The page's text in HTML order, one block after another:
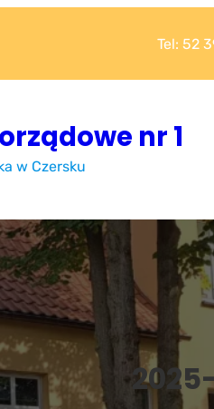
Tel: 52
nr 1
w Czersku